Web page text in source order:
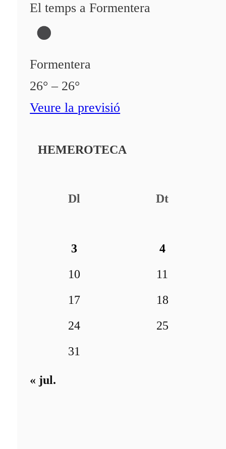
El temps a Formentera
Formentera
26° – 26°
Veure la previsió
HEMEROTECA
Dl Dt
3
4
10
11
17
18
24
25
31
« jul.